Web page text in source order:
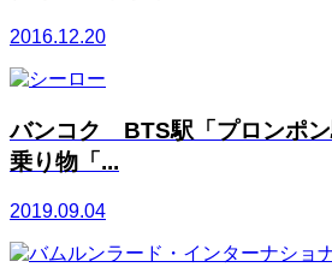
2016.12.20
バンコク BTS駅「プロンポ
乗り物「...
2019.09.04